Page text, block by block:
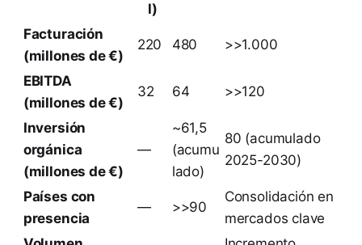
l)
Facturación
(millones de €)
220 480 >>1.000
EBITDA
(millones de €)
32 64 >>120
Inversión
orgánica
(millones de €)
—
~61,5
(acumu
lado)
80 (acumulado
2025-2030)
Países con
presencia
— >>90
Consolidación en
mercados clave